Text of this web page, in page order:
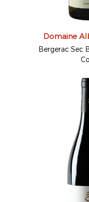
Domaine
Bergerac Sec